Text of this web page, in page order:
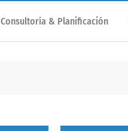
Consultoría & Planificación